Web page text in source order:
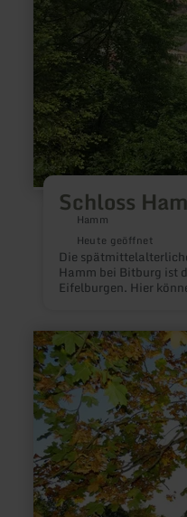
Schloss
Hamm
Heute geöffnet
Die
Hamm bei Bitburg ist
Eifelburgen. Hier
feiern, im Innenhof
mehr
erfahren
zu:
Stadtpark
Wittlich